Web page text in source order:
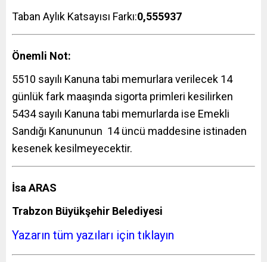
Taban Aylık Katsayısı Farkı:0,555937
Önemli Not:
5510 sayılı Kanuna tabi memurlara verilecek 14
günlük fark maaşında sigorta primleri kesilirken
5434 sayılı Kanuna tabi memurlarda ise Emekli
Sandığı Kanununun 14 üncü maddesine istinaden
kesenek kesilmeyecektir.
İsa ARAS
Trabzon Büyükşehir Belediyesi
Yazarın tüm yazıları için tıklayın